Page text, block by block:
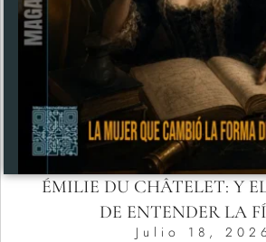
ÉMILIE DU CHÂTELET: Y
DE ENTENDER LA
Julio 18, 2026